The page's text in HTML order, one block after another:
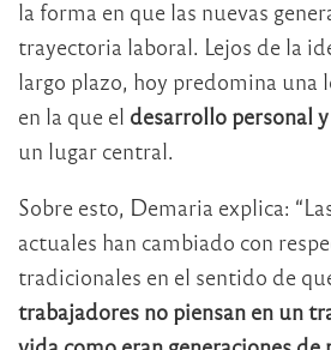
la forma en que las nuevas
trayectoria laboral. Lejos de la
largo plazo, hoy predomina una
en la que el desarrollo personal
un lugar central.
Sobre esto, Demaria explica:
actuales han cambiado con
tradicionales en el sentido de
trabajadores no piensan en un